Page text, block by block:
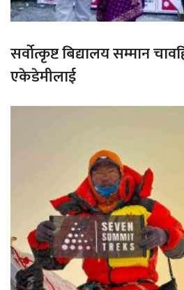
सर्वोत्कृष्ट बिद्यालय सम्मान
एकेडेमीलाई